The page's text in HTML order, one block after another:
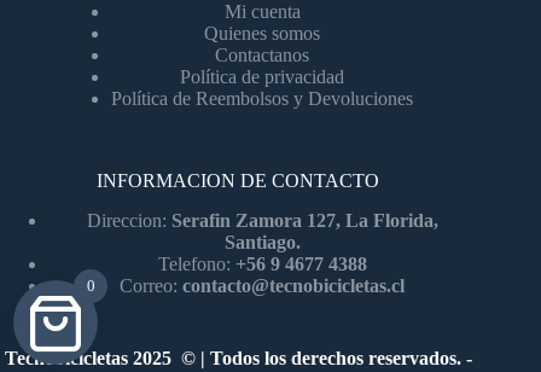
Mi cuenta
Quienes somos
Contactanos
Política de privacidad
Política de Reembolsos y Devoluciones
INFORMACION DE CONTACTO
Direccion: Serafin Zamora 127, La Florida,
Santiago.
Telefono: +56 9 4677 4388
Correo:contacto@tecnobicicletas.cl
Tecnobicicletas 2025 © | Todos los derechos reservados. -
0